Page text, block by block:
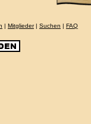
| Mitglieder| Suchen | FAQ